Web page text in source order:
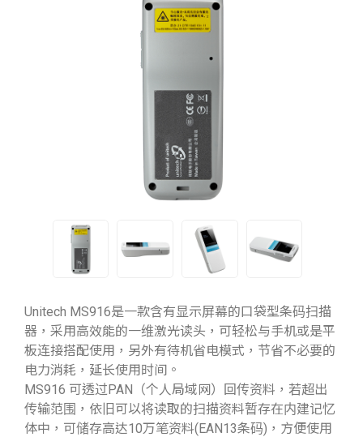
Unitech MS916是一款含有显示屏幕的口袋型条码扫描
器，采用高效能的一维激光读头，可轻松与手机或是平
板连接搭配使用，另外有待机省电模式，节省不必要的
电力消耗，延长使用时间。
MS916 可透过PAN（个人局域网）回传资料，若超出
传输范围，依旧可以将读取的扫描资料暂存在内建记忆
体中，可储存高达10万笔资料(EAN13条码)，方便使用